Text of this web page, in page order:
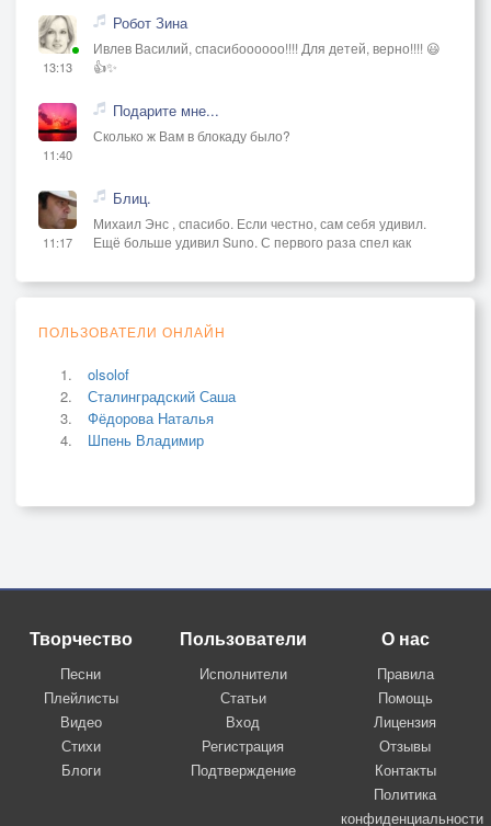
13:13
Робот Зина
Ивлев Василий, спасибоооооо!!!! Для детей, верно!!!! 😃
👍✨
11:40
Подарите мне...
Сколько ж Вам в блокаду было?
11:17
Блиц.
Михаил Энс , спасибо. Если честно, сам себя удивил.
Ещё больше удивил Suno. С первого раза спел как
ПОЛЬЗОВАТЕЛИ ОНЛАЙН
olsolof
Сталинградский Саша
Фёдорова Наталья
Шпень Владимир
Творчество
Песни
Плейлисты
Видео
Стихи
Блоги
Пользователи
Исполнители
Статьи
Вход
Регистрация
Подтверждение
О нас
Правила
Помощь
Лицензия
Отзывы
Контакты
Политика
конфиденциальности